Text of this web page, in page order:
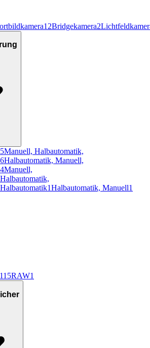
12Bridgekamera2
Manuell, Halbautomatik,
Halbautomatik, Manuell,
Manuell,
Halbautomatik,
Halbautomatik1Halbautomatik, Manuell1
115RAW1